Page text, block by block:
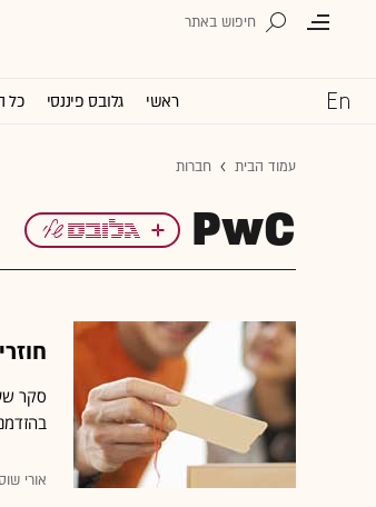
ראשי גלובס פיננסי כל
עמוד הבית חברות
PwC
בהזדמנויות בספרד ו-
אורי